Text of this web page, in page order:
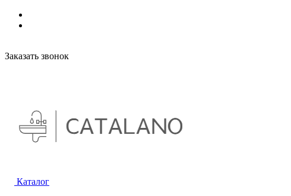
Заказать звонок
Каталог